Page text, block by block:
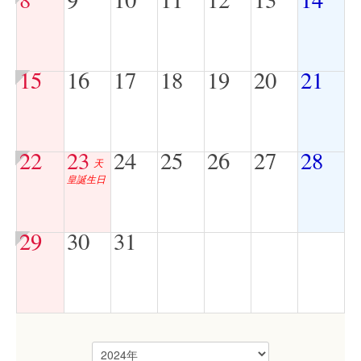
15 16 17 18 19 20 21
22 23 天
皇誕生日
24 25 26 27 28
29 30 31